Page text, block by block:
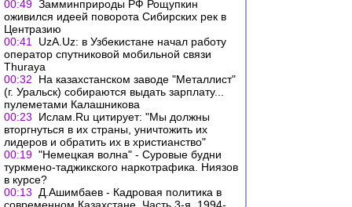
00:49 Замминприроды РФ Рощупкин
оживился идеей поворота Сибирских рек в
Центразию
00:41
UzA.Uz: в Узбекистане начал работу
оператор спутниковой мобильной связи
Thuraya
00:32
На казахстанском заводе "Металлист"
(г. Уральск) собираются выдать зарплату...
пулеметами Калашникова
00:23
Ислам.Ru цитирует: "Мы должны
вторгнуться в их страны, уничтожить их
лидеров и обратить их в христианство"
00:19 "Немецкая волна" - Суровые будни
туркмено-таджикского наркотрафика. Ниязов
в курсе?
00:13
Д.Ашимбаев - Кадровая политика в